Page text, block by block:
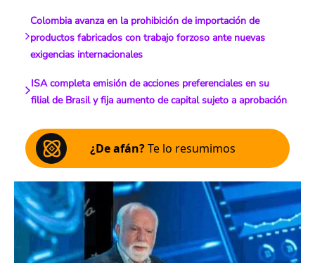
Colombia avanza en la prohibición de importación de
productos fabricados con trabajo forzoso ante nuevas
exigencias internacionales
ISA completa emisión de acciones preferenciales en su
filial de Brasil y fija aumento de capital sujeto a aprobación
¿De afán?Te lo resumimos